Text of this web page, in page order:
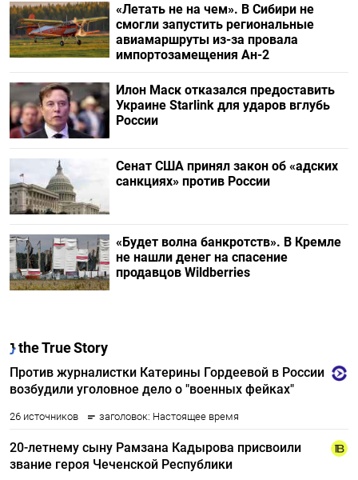
«Летать не на чем». В Сибири не
смогли запустить региональные
авиамаршруты из-за провала
импортозамещения Ан-2
Илон Маск отказался предоставить
Украине Starlink для ударов вглубь
России
Сенат США принял закон об «адских
санкциях» против России
«Будет волна банкротств». В Кремле
не нашли денег на спасение
продавцов Wildberries